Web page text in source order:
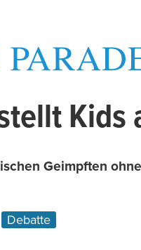
Kids
Geimpften
Debatte